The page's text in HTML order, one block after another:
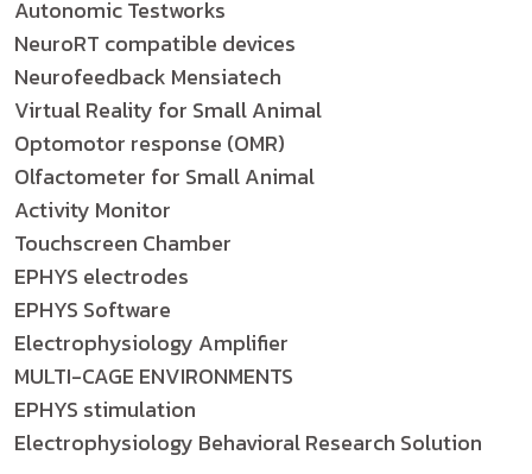
Autonomic Testworks
NeuroRT compatible devices
Neurofeedback Mensiatech
Virtual Reality for Small Animal
Optomotor response (OMR)
Olfactometer for Small Animal
Activity Monitor
Touchscreen Chamber
EPHYS electrodes
EPHYS Software
Electrophysiology Amplifier
MULTI-CAGE ENVIRONMENTS
EPHYS stimulation
Electrophysiology Behavioral Research Solution